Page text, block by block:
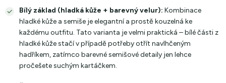
Bílý základ (hladká kůže + barevný velur): Kombinace
hladké kůže a semiše je elegantní a prostě kouzelná ke
každému outfitu. Tato varianta je velmi praktická – bílé části z
hladké kůže stačí v případě potřeby otřít navlhčeným
hadříkem, zatímco barevné semišové detaily jen lehce
pročešete suchým kartáčkem.